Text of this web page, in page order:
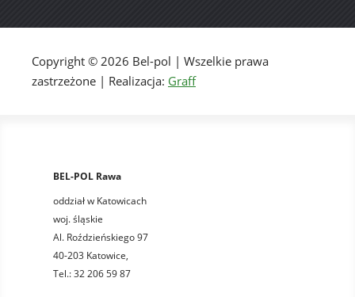
Copyright © 2026 Bel-pol | Wszelkie prawa
zastrzeżone | Realizacja: Graff
BEL-POL Rawa
oddział w Katowicach
woj. śląskie
Al. Roździeńskiego 97
40-203 Katowice,
Tel.: 32 206 59 87